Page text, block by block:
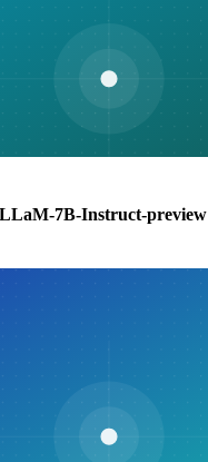
7B-Instruct-preview